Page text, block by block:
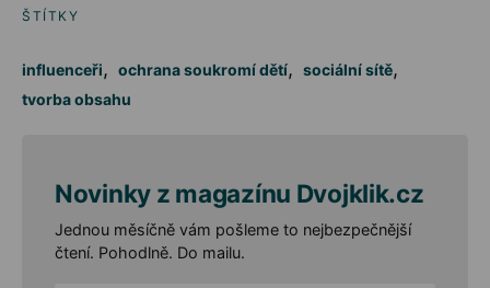
ŠTÍTKY
influenceři, ochrana soukromí dětí, sociální sítě,
tvorba obsahu
Novinky z magazínu Dvojklik.cz
Jednou měsíčně vám pošleme to nejbezpečnější
čtení. Pohodlně. Do mailu.